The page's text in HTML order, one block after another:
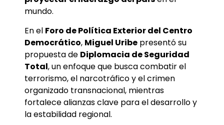
mundo.
En el Foro de Política Exterior del Centro
Democrático, Miguel Uribe presentó su
propuesta de Diplomacia de Seguridad
Total, un enfoque que busca combatir el
terrorismo, el narcotráfico y el crimen
organizado transnacional, mientras
fortalece alianzas clave para el desarrollo y
la estabilidad regional.